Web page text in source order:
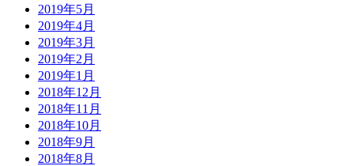
2019年5月
2019年4月
2019年3月
2019年2月
2019年1月
2018年12月
2018年11月
2018年10月
2018年9月
2018年8月